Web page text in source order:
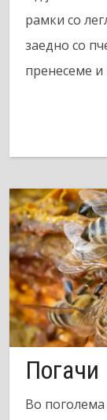
рамки со
заедно со
пренесеме и
Погачи
Во поголема